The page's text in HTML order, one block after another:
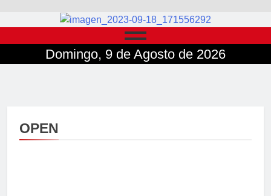
Domingo, 9 de Agosto de 2026
OPEN